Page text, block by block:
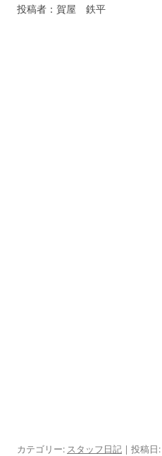
投稿者：賀屋 鉄平
カテゴリー: スタッフ日記 | 投稿日: